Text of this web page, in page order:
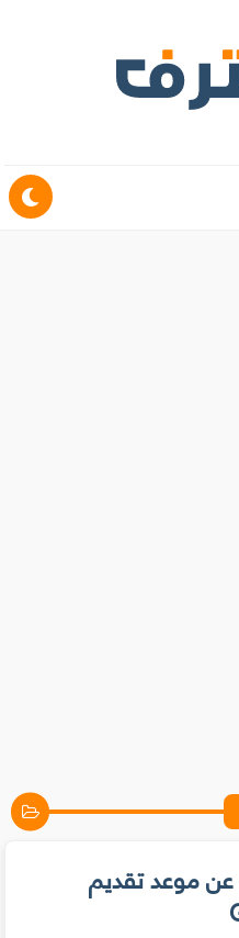
موعد تقديم